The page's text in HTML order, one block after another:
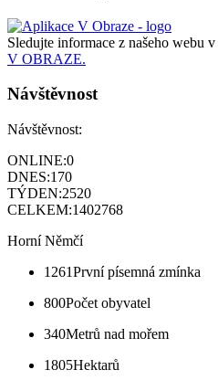
Sledujte informace z našeho webu v
V OBRAZE.
Návštěvnost
Návštěvnost:
ONLINE:0
DNES:170
TÝDEN:2520
CELKEM:1402768
Horní Němčí
1261První písemná zmínka
800Počet obyvatel
340Metrů nad mořem
1805Hektarů